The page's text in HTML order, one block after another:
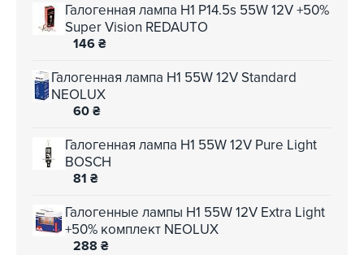
Галогенная лампа H1 P14.5s 55W 12V +50%
Super Vision REDAUTO
146 ₴
Галогенная лампа H1 55W 12V Standard
NEOLUX
60 ₴
Галогенная лампа H1 55W 12V Pure Light
BOSCH
81 ₴
Галогенные лампы H1 55W 12V Extra Light
+50% комплект NEOLUX
288 ₴